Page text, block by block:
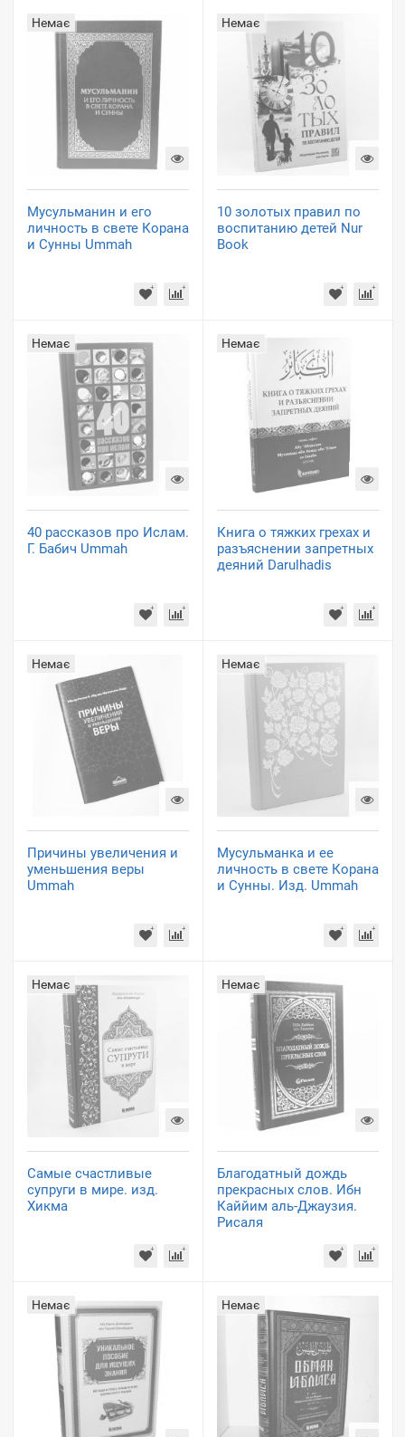
Немає
Мусульманин и его
личность в свете Корана
и Сунны Ummah
Немає
10 золотых правил по
воспитанию детей Nur
Book
Немає
40 рассказов про Ислам.
Г. Бабич Ummah
Немає
Книга о тяжких грехах и
разъяснении запретных
деяний Darulhadis
Немає
Причины увеличения и
уменьшения веры
Ummah
Немає
Мусульманка и ее
личность в свете Корана
и Сунны. Изд. Ummah
Немає
Самые счастливые
супруги в мире. изд.
Хикма
Немає
Благодатный дождь
прекрасных слов. Ибн
Каййим аль-Джаузия.
Рисаля
Немає Немає